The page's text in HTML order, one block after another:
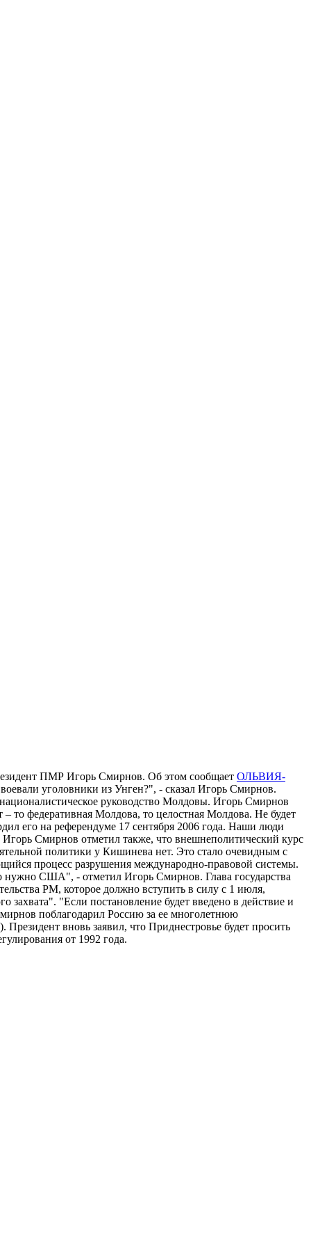
ПМР Игорь Смирнов. Об этом сообщает ОЛЬВИЯ-
уголовники из Унген?", - сказал Игорь Смирнов.
руководство Молдовы. Игорь Смирнов
то федеративная Молдова, то целостная Молдова. Не будет
его на референдуме 17 сентября 2006 года. Наши люди
Смирнов отметил также, что внешнеполитический курс
политики у Кишинева нет. Это стало очевидным с
процесс разрушения международно-правовой системы.
нужно США", - отметил Игорь Смирнов. Глава государства
РМ, которое должно вступить в силу с 1 июля,
"Если постановление будет введено в действие и
поблагодарил Россию за ее многолетнюю
вновь заявил, что Приднестровье будет просить
от 1992 года.